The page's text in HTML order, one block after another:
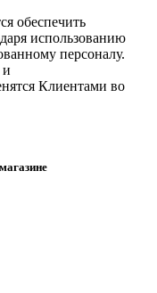
обеспечить
использованию
персоналу.
Клиентами во